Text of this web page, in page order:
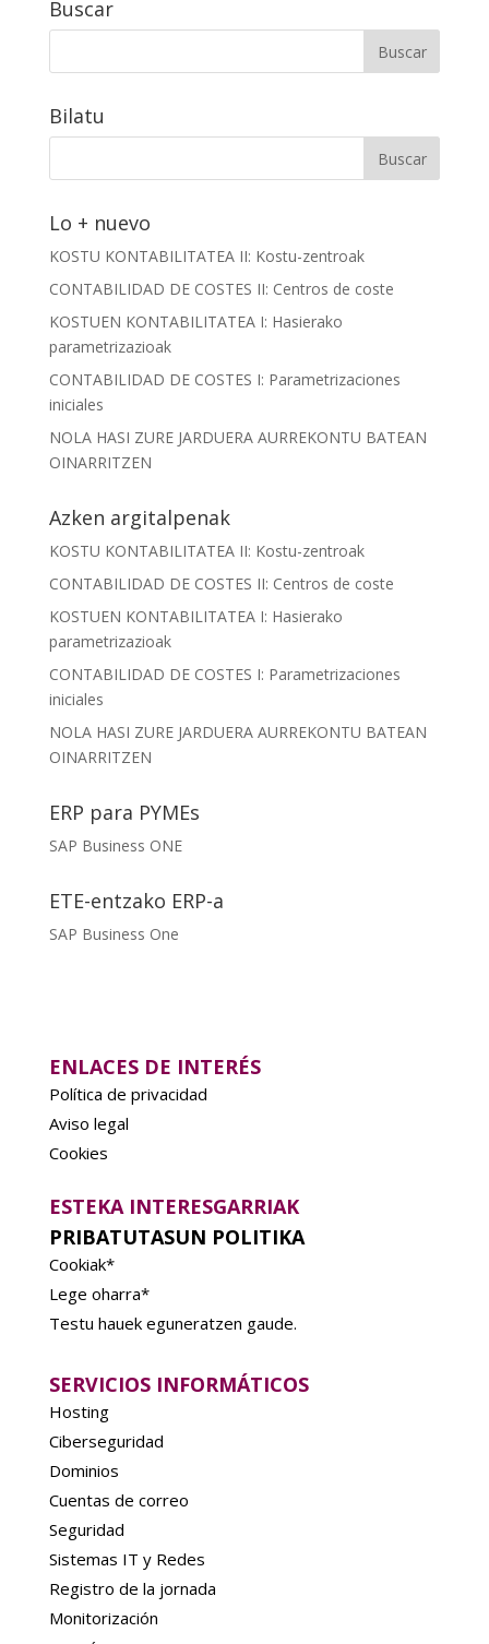
Buscar
Bilatu
Lo + nuevo
KOSTU KONTABILITATEA II: Kostu-zentroak
CONTABILIDAD DE COSTES II: Centros de coste
KOSTUEN KONTABILITATEA I: Hasierako
parametrizazioak
CONTABILIDAD DE COSTES I: Parametrizaciones
iniciales
NOLA HASI ZURE JARDUERA AURREKONTU BATEAN
OINARRITZEN
Azken argitalpenak
KOSTU KONTABILITATEA II: Kostu-zentroak
CONTABILIDAD DE COSTES II: Centros de coste
KOSTUEN KONTABILITATEA I: Hasierako
parametrizazioak
CONTABILIDAD DE COSTES I: Parametrizaciones
iniciales
NOLA HASI ZURE JARDUERA AURREKONTU BATEAN
OINARRITZEN
ERP para PYMEs
SAP Business ONE
ETE-entzako ERP-a
SAP Business One
ENLACES DE INTERÉS
Política de privacidad
Aviso legal
Cookies
ESTEKA INTERESGARRIAK
PRIBATUTASUN POLITIKA
Cookiak*
Lege oharra*
Testu hauek eguneratzen gaude.
SERVICIOS INFORMÁTICOS
Hosting
Ciberseguridad
Dominios
Cuentas de correo
Seguridad
Sistemas IT y Redes
Registro de la jornada
Monitorización